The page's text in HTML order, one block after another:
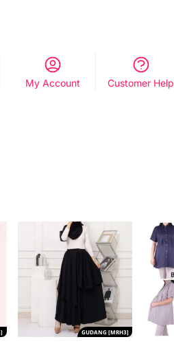
My Account Customer Help
GUDANG [MRH3]